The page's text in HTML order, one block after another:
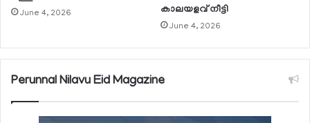
June 4, 2026
കാലയളവ് നീട്ടി
June 4, 2026
Perunnal Nilavu Eid Magazine